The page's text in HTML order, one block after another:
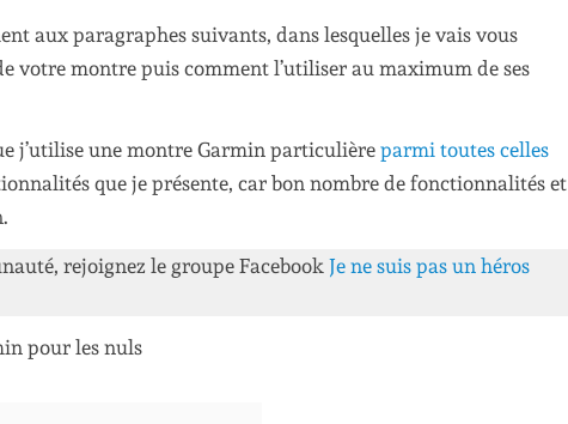
aux paragraphes suivants, dans lesquelles je vais vous
votre montre puis comment l’utiliser au maximum de ses
j’utilise une montre Garmin particulière parmi toutes celles
que je présente, car bon nombre de fonctionnalités et
rejoignez le groupe Facebook Je ne suis pas un héros